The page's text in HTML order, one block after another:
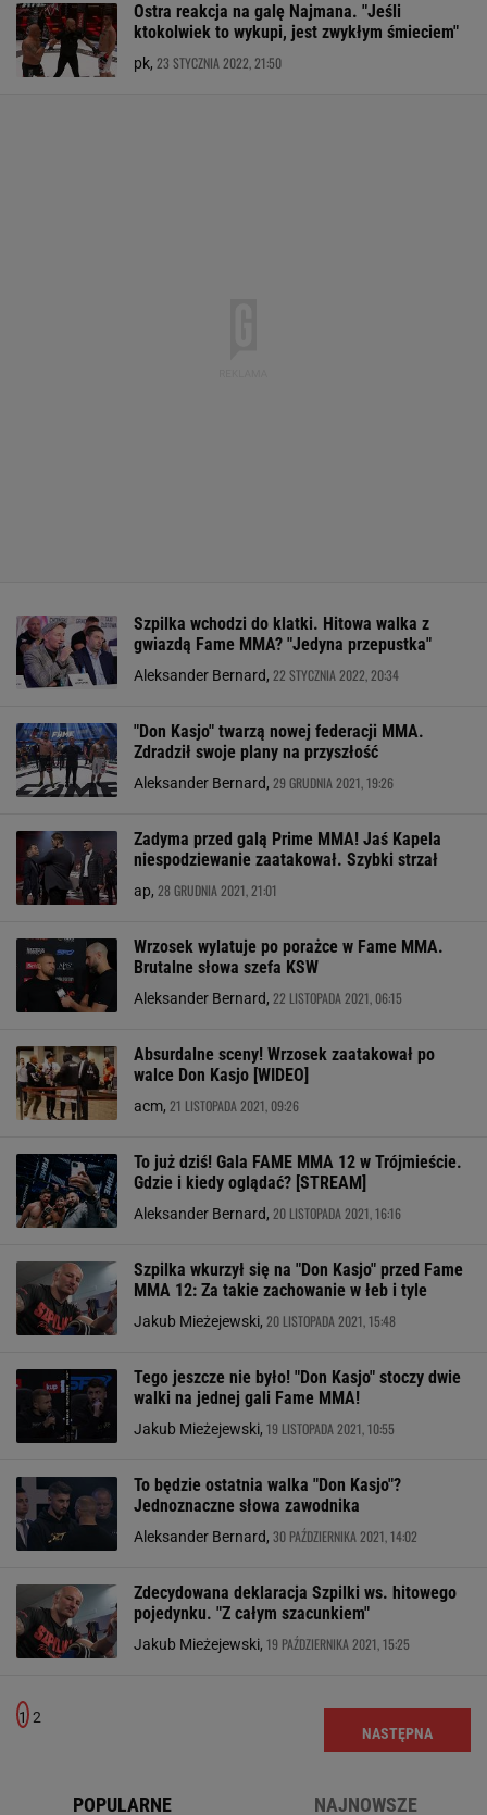
Ostra reakcja na galę Najmana. "Jeśli
ktokolwiek to wykupi, jest zwykłym śmieciem"
pk, 23 STYCZNIA 2022, 21:50
Szpilka wchodzi do klatki. Hitowa walka z
gwiazdą Fame MMA? "Jedyna przepustka"
Aleksander Bernard, 22 STYCZNIA 2022, 20:34
"Don Kasjo" twarzą nowej federacji MMA.
Zdradził swoje plany na przyszłość
Aleksander Bernard, 29 GRUDNIA 2021, 19:26
Zadyma przed galą Prime MMA! Jaś Kapela
niespodziewanie zaatakował. Szybki strzał
ap, 28 GRUDNIA 2021, 21:01
Wrzosek wylatuje po porażce w Fame MMA.
Brutalne słowa szefa KSW
Aleksander Bernard, 22 LISTOPADA 2021, 06:15
Absurdalne sceny! Wrzosek zaatakował po
walce Don Kasjo [WIDEO]
acm, 21 LISTOPADA 2021, 09:26
To już dziś! Gala FAME MMA 12 w Trójmieście.
Gdzie i kiedy oglądać? [STREAM]
Aleksander Bernard, 20 LISTOPADA 2021, 16:16
Szpilka wkurzył się na "Don Kasjo" przed Fame
MMA 12: Za takie zachowanie w łeb i tyle
Jakub Mieżejewski, 20 LISTOPADA 2021, 15:48
Tego jeszcze nie było! "Don Kasjo" stoczy dwie
walki na jednej gali Fame MMA!
Jakub Mieżejewski, 19 LISTOPADA 2021, 10:55
To będzie ostatnia walka "Don Kasjo"?
Jednoznaczne słowa zawodnika
Aleksander Bernard, 30 PAŹDZIERNIKA 2021, 14:02
Zdecydowana deklaracja Szpilki ws. hitowego
pojedynku. "Z całym szacunkiem"
Jakub Mieżejewski, 19 PAŹDZIERNIKA 2021, 15:25
1 2
NASTĘPNA
POPULARNE NAJNOWSZE